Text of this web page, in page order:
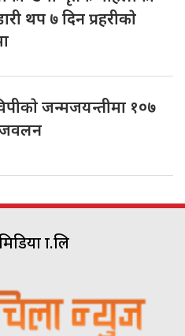
थप ७ दिन प्रहरीकाे
जन्मजयन्तीमा १०७
प्रा.लि